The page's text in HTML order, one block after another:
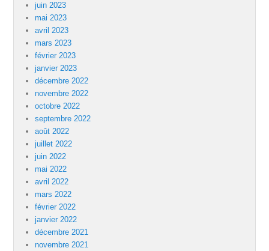
juin 2023
mai 2023
avril 2023
mars 2023
février 2023
janvier 2023
décembre 2022
novembre 2022
octobre 2022
septembre 2022
août 2022
juillet 2022
juin 2022
mai 2022
avril 2022
mars 2022
février 2022
janvier 2022
décembre 2021
novembre 2021